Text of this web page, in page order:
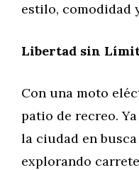
estilo, comodidad
Libertad sin
Con una moto
patio de recreo.
la ciudad en
explorando